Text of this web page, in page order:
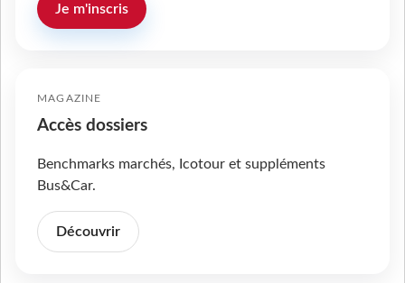
Je m'inscris
MAGAZINE
Accès dossiers
Benchmarks marchés, Icotour et suppléments
Bus&Car.
Découvrir